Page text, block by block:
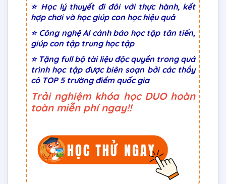
⭐ Học lý thuyết đi đôi với thực hành, kết
hợp chơi và học giúp con học hiệu quả
⭐ Công nghệ AI cảnh báo học tập tân tiến,
giúp con tập trung học tập
⭐ Tặng full bộ tài liệu độc quyền trong quá
trình học tập được biên soạn bởi các thầy
cô TOP 5 trường điểm quốc gia
Trải nghiệm khóa học DUO hoàn
toàn miễn phí ngay!!